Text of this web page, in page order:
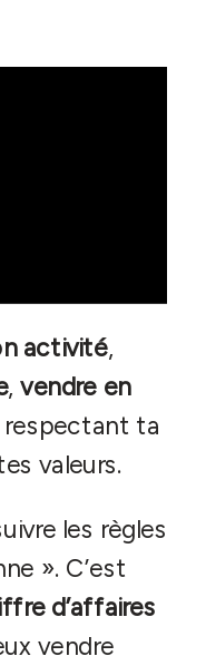
activité,
,vendre en
respectant ta
valeurs.
les règles
». C’est
d’affaires
vendre